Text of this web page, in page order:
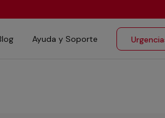
Ayuda y Soporte